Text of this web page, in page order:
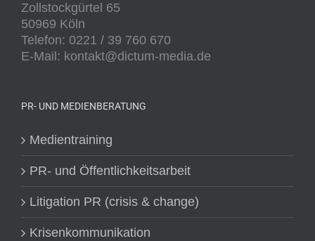
Zollstockgürtel 65
50969 Köln
Telefon: 0221 / 39 760 670
E-Mail: kontakt@dictum-media.de
PR- UND MEDIENBERATUNG
Medientraining
PR- und Öffentlichkeitsarbeit
Litigation PR (crisis & change)
Krisenkommunikation